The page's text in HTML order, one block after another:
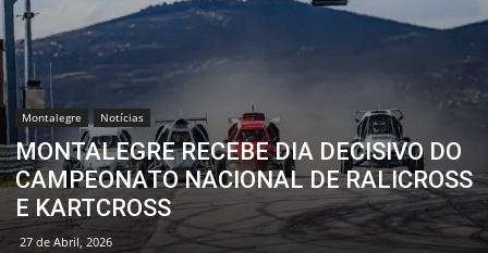
Montalegre Notícias
MONTALEGRE RECEBE DIA DECISIVO DO
CAMPEONATO NACIONAL DE RALICROSS
E KARTCROSS
27 de Abril, 2026